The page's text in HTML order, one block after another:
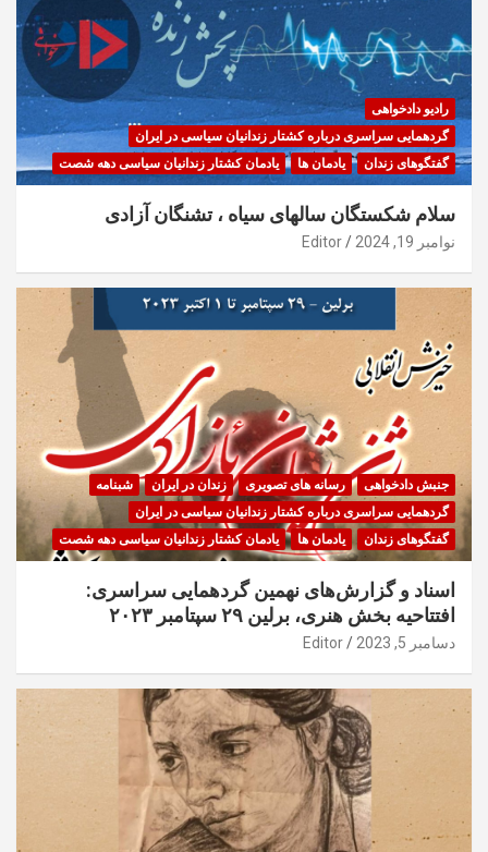
رادیو دادخواهی
گردهمایی سراسری درباره کشتار زندانیان سیاسی در ایران
گفتگوهای زندان
یادمان ها یادمان کشتار زندانیان سیاسی دهه شصت
سلام شکستگان سالهای سیاه ، تشنگان آزادی
نوامبر 19, 2024 Editor
جنبش دادخواهی رسانه های تصویری زندان در ایران
شبنامه
گردهمایی سراسری درباره کشتار زندانیان سیاسی در ایران
گفتگوهای زندان
یادمان ها یادمان کشتار زندانیان سیاسی دهه شصت
اسناد و گزارش‌های نهمین گردهمایی سراسری:
افتتاحیه بخش هنری، برلین ۲۹ سپتامبر ۲۰۲۳
دسامبر 5, 2023 Editor